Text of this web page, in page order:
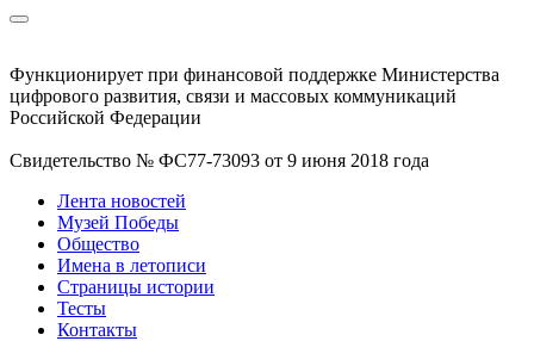
Функционирует при финансовой поддержке Министерства
цифрового развития, связи и массовых коммуникаций
Российской Федерации
Свидетельство № ФС77-73093 от 9 июня 2018 года
Лента новостей
Музей Победы
Общество
Имена в летописи
Страницы истории
Тесты
Контакты